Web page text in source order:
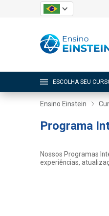
ESCOLHA SEU
Ensino Einstein
Programa
Nossos Programas
experiências,